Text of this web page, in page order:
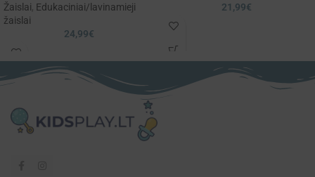
Žaislai, Edukaciniai/lavinamieji
žaislai
24,99€
21,99€